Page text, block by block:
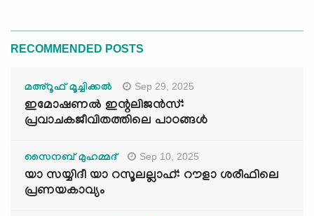
RECOMMENDED POSTS
മഅ്റൂഫ് മൂച്ചിക്കല്‍ Sep 29, 2025
ഇമോഷണൽ ഇന്റലിജൻസ്:
പ്രവാചകജീവിതത്തിലെ പാഠങ്ങൾ
സൈനബ് മുഹമ്മദ് Sep 10, 2025
യാ സയ്യിദീ യാ റസൂലല്ലാഹ്: റൗളാ ശരീഫിലെ
പ്രണയകാവ്യം